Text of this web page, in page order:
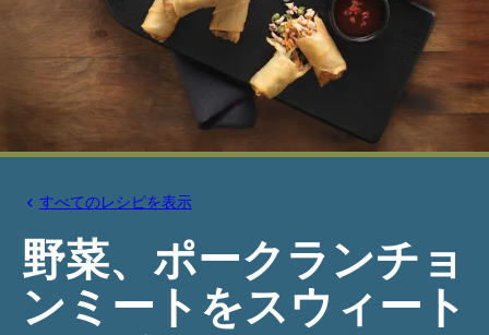
すべてのレシピを表示
野菜、ポークランチョ
ンミートをスウィート